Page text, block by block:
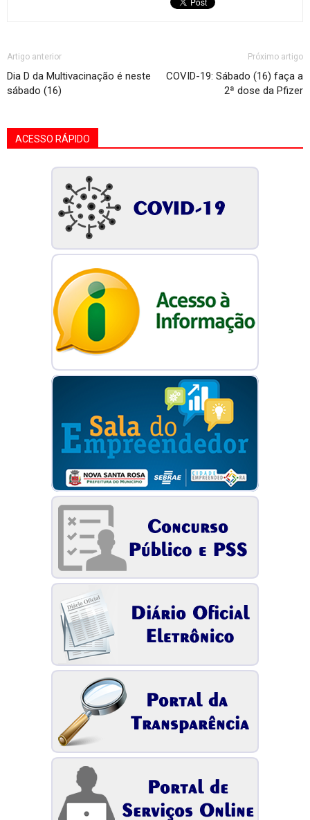
Artigo anterior
Dia D da Multivacinação é neste
sábado (16)
Próximo artigo
COVID-19: Sábado (16) faça a
2ª dose da Pfizer
ACESSO RÁPIDO